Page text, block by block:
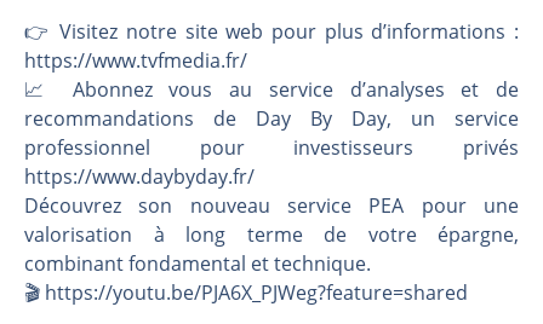
👉️ Visitez notre site web pour plus d’informations :
https://www.tvfmedia.fr/
📈 Abonnez vous au service d’analyses et de
recommandations de Day By Day, un service
professionnel pour investisseurs privés
https://www.daybyday.fr/
Découvrez son nouveau service PEA pour une
valorisation à long terme de votre épargne,
combinant fondamental et technique.
🎬️ https://youtu.be/PJA6X_PJWeg?feature=shared